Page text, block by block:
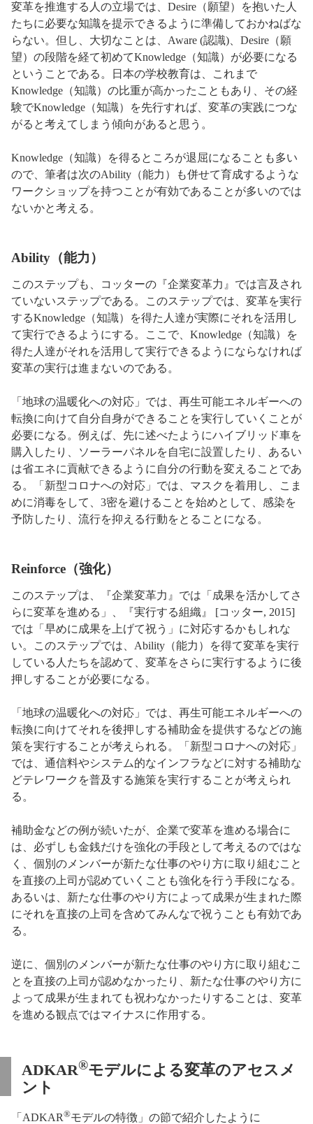
変革を推進する人の立場では、Desire（願望）を抱いた人
たちに必要な知識を提示できるように準備しておかねばな
らない。但し、大切なことは、Aware (認識)、Desire（願
望）の段階を経て初めてKnowledge（知識）が必要になる
ということである。日本の学校教育は、これまで
Knowledge（知識）の比重が高かったこともあり、その経
験でKnowledge（知識）を先行すれば、変革の実践につな
がると考えてしまう傾向があると思う。
Knowledge（知識）を得るところが退屈になることも多い
ので、筆者は次のAbility（能力）も併せて育成するような
ワークショップを持つことが有効であることが多いのでは
ないかと考える。
Ability（能力）
このステップも、コッターの『企業変革力』では言及され
ていないステップである。このステップでは、変革を実行
するKnowledge（知識）を得た人達が実際にそれを活用し
て実行できるようにする。ここで、Knowledge（知識）を
得た人達がそれを活用して実行できるようにならなければ
変革の実行は進まないのである。
「地球の温暖化への対応」では、再生可能エネルギーへの
転換に向けて自分自身ができることを実行していくことが
必要になる。例えば、先に述べたようにハイブリッド車を
購入したり、ソーラーパネルを自宅に設置したり、あるい
は省エネに貢献できるように自分の行動を変えることであ
る。「新型コロナへの対応」では、マスクを着用し、こま
めに消毒をして、3密を避けることを始めとして、感染を
予防したり、流行を抑える行動をとることになる。
Reinforce（強化）
このステップは、『企業変革力』では「成果を活かしてさ
らに変革を進める」、『実行する組織』 [コッター, 2015]
では「早めに成果を上げて祝う」に対応するかもしれな
い。このステップでは、Ability（能力）を得て変革を実行
している人たちを認めて、変革をさらに実行するように後
押しすることが必要になる。
「地球の温暖化への対応」では、再生可能エネルギーへの
転換に向けてそれを後押しする補助金を提供するなどの施
策を実行することが考えられる。「新型コロナへの対応」
では、通信料やシステム的なインフラなどに対する補助な
どテレワークを普及する施策を実行することが考えられ
る。
補助金などの例が続いたが、企業で変革を進める場合に
は、必ずしも金銭だけを強化の手段として考えるのではな
く、個別のメンバーが新たな仕事のやり方に取り組むこと
を直接の上司が認めていくことも強化を行う手段になる。
あるいは、新たな仕事のやり方によって成果が生まれた際
にそれを直接の上司を含めてみんなで祝うことも有効であ
る。
逆に、個別のメンバーが新たな仕事のやり方に取り組むこ
とを直接の上司が認めなかったり、新たな仕事のやり方に
よって成果が生まれても祝わなかったりすることは、変革
を進める観点ではマイナスに作用する。
ADKAR®モデルによる変革のアセスメ
ント
「ADKAR®モデルの特徴」の節で紹介したように